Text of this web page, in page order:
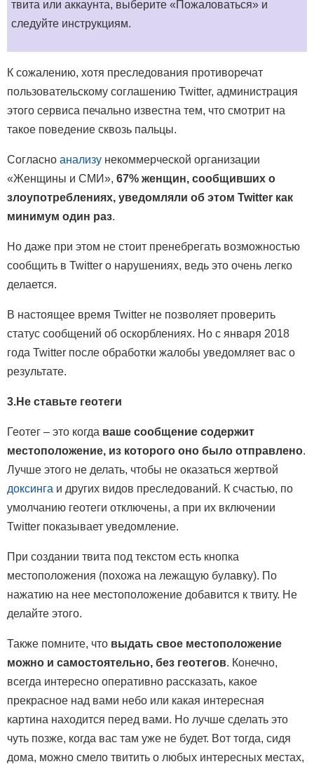
твита или аккаунта, выберите «Пожаловаться» и
следуйте инструкциям.
К сожалению, хотя преследования противоречат
пользовательскому соглашению Twitter, администрация
этого сервиса печально известна тем, что смотрит на
такое поведение сквозь пальцы.
Согласно анализу некоммерческой организации
«Женщины и СМИ», 67% женщин, сообщивших о
злоупотреблениях, уведомляли об этом Twitter как
минимум один раз.
Но даже при этом не стоит пренебрегать возможностью
сообщить в Twitter о нарушениях, ведь это очень легко
делается.
В настоящее время Twitter не позволяет проверить
статус сообщений об оскорблениях. Но с января 2018
года Twitter после обработки жалобы уведомляет вас о
результате.
3.Не ставьте геотеги
Геотег – это когда ваше сообщение содержит
местоположение, из которого оно было отправлено.
Лучше этого не делать, чтобы не оказаться жертвой
доксинга и других видов преследований. К счастью, по
умолчанию геотеги отключены, а при их включении
Twitter показывает уведомление.
При создании твита под текстом есть кнопка
местоположения (похожа на лежащую булавку). По
нажатию на нее местоположение добавится к твиту. Не
делайте этого.
Также помните, что выдать свое местоположение
можно и самостоятельно, без геотегов. Конечно,
всегда интересно оперативно рассказать, какое
прекрасное над вами небо или какая интересная
картина находится перед вами. Но лучше сделать это
чуть позже, когда вас там уже не будет. Вот тогда, сидя
дома, можно смело твитить о любых интересных местах,